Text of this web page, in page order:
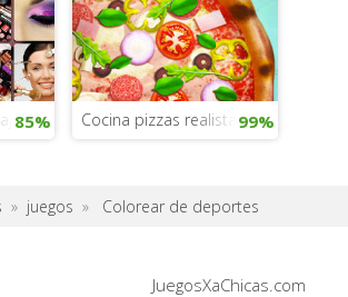
85% Cocina pizzas realistas99%
» juegos » Colorear de deportes
JuegosXaChicas.com